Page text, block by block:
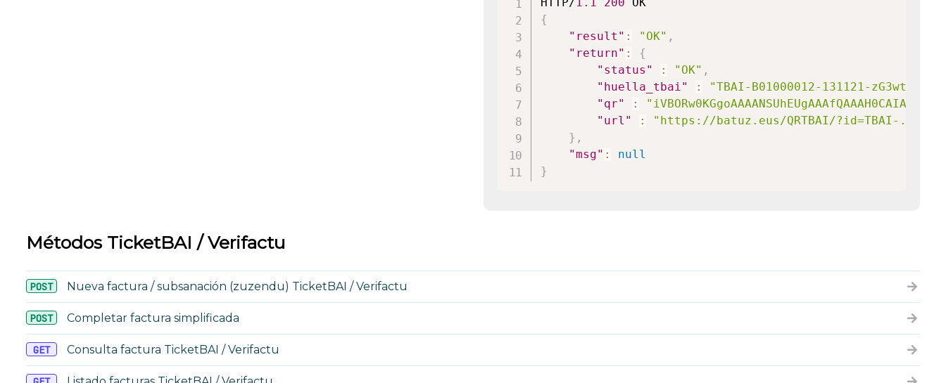
{
"result" : "OK" ,
"return" :
{
"status"
: "OK" ,
"huella_tbai"
:
"TBAI-B01000012-131121-
"qr"
:
"url"
:
"https://batuz.eus/QRTBAI/?id=TBAI-..."
} ,
"msg" :
null
}
Métodos TicketBAI / Verifactu
POST Nueva factura / subsanación (zuzendu) TicketBAI / Verifactu
POST Completar factura simplificada
GET Consulta factura TicketBAI / Verifactu